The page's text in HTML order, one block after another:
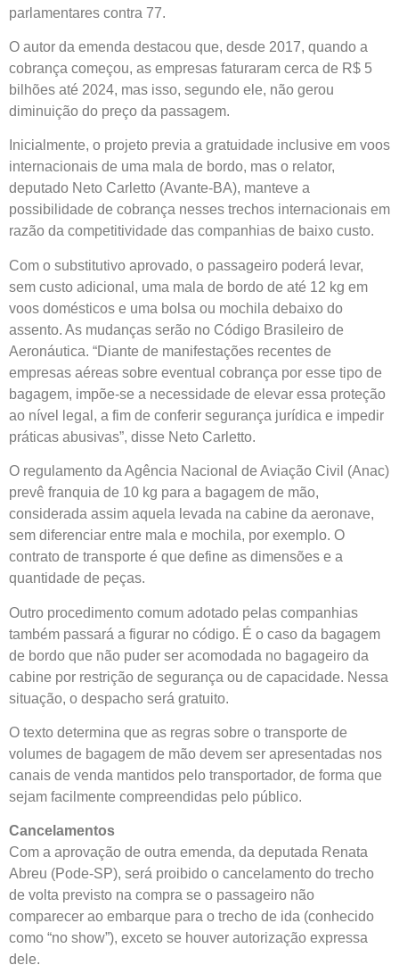
parlamentares contra 77.
O autor da emenda destacou que, desde 2017, quando a
cobrança começou, as empresas faturaram cerca de R$ 5
bilhões até 2024, mas isso, segundo ele, não gerou
diminuição do preço da passagem.
Inicialmente, o projeto previa a gratuidade inclusive em voos
internacionais de uma mala de bordo, mas o relator,
deputado Neto Carletto (Avante-BA), manteve a
possibilidade de cobrança nesses trechos internacionais em
razão da competitividade das companhias de baixo custo.
Com o substitutivo aprovado, o passageiro poderá levar,
sem custo adicional, uma mala de bordo de até 12 kg em
voos domésticos e uma bolsa ou mochila debaixo do
assento. As mudanças serão no Código Brasileiro de
Aeronáutica. “Diante de manifestações recentes de
empresas aéreas sobre eventual cobrança por esse tipo de
bagagem, impõe-se a necessidade de elevar essa proteção
ao nível legal, a fim de conferir segurança jurídica e impedir
práticas abusivas”, disse Neto Carletto.
O regulamento da Agência Nacional de Aviação Civil (Anac)
prevê franquia de 10 kg para a bagagem de mão,
considerada assim aquela levada na cabine da aeronave,
sem diferenciar entre mala e mochila, por exemplo. O
contrato de transporte é que define as dimensões e a
quantidade de peças.
Outro procedimento comum adotado pelas companhias
também passará a figurar no código. É o caso da bagagem
de bordo que não puder ser acomodada no bagageiro da
cabine por restrição de segurança ou de capacidade. Nessa
situação, o despacho será gratuito.
O texto determina que as regras sobre o transporte de
volumes de bagagem de mão devem ser apresentadas nos
canais de venda mantidos pelo transportador, de forma que
sejam facilmente compreendidas pelo público.
Cancelamentos
Com a aprovação de outra emenda, da deputada Renata
Abreu (Pode-SP), será proibido o cancelamento do trecho
de volta previsto na compra se o passageiro não
comparecer ao embarque para o trecho de ida (conhecido
como “no show”), exceto se houver autorização expressa
dele.